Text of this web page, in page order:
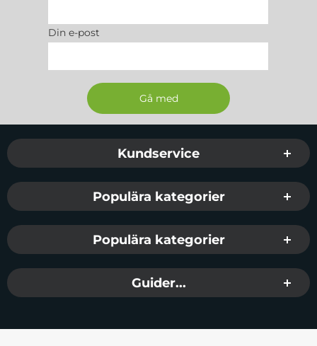
Din e-post
Sidfot Blandad info och länkar
Kundservice
Populära kategorier
Populära kategorier
Guider...